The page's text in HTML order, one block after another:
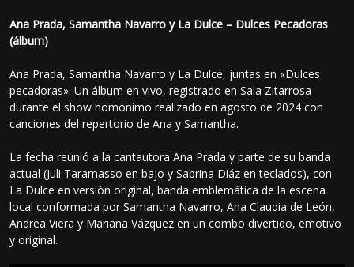
Ana Prada, Samantha Navarro y La Dulce – Dulces Pecadoras
(álbum)
Ana Prada, Samantha Navarro y La Dulce, juntas en «Dulces
pecadoras». Un álbum en vivo, registrado en Sala Zitarrosa
durante el show homónimo realizado en agosto de 2024 con
canciones del repertorio de Ana y Samantha.
La fecha reunió a la cantautora Ana Prada y parte de su banda
actual (Juli Taramasso en bajo y Sabrina Diáz en teclados), con
La Dulce en versión original, banda emblemática de la escena
local conformada por Samantha Navarro, Ana Claudia de León,
Andrea Viera y Mariana Vázquez en un combo divertido, emotivo
y original.